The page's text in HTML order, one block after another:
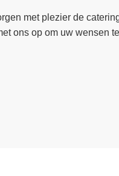
met plezier de
ons op om uw wensen te